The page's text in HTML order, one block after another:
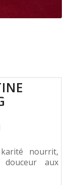
nourrit,
aux